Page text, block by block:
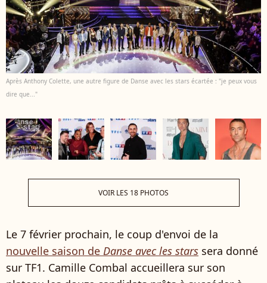
Après Anthony Colette, une autre figure de Danse avec les stars écartée : "je peux vous
dire que..."
VOIR LES 18 PHOTOS
Le 7 février prochain, le coup d'envoi de la
nouvelle saison de Danse avec les stars sera donné
sur TF1. Camille Combal accueillera sur son